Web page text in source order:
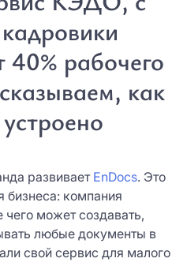
рабочего
как
развивает EnDocs. Это
бизнеса: компания
чего может создавать,
любые документы в
свой сервис для малого
*
*
сайта и сервиса.
Вы
на обработку Ваших
сайта и сервиса.
Вы
на обработку Ваших